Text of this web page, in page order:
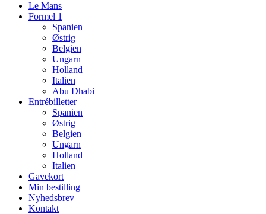
Le Mans
Formel 1
Spanien
Østrig
Belgien
Ungarn
Holland
Italien
Abu Dhabi
Entrébilletter
Spanien
Østrig
Belgien
Ungarn
Holland
Italien
Gavekort
Min bestilling
Nyhedsbrev
Kontakt